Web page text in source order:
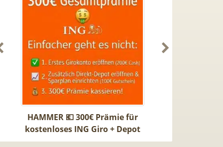
HAMMER 💶 300€ Prämie für
kostenloses ING Giro + Depot
(1.000€ Geldeingang / U28) +
50GB 5G